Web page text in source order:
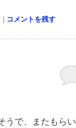
| コメントを残す
で、またもら